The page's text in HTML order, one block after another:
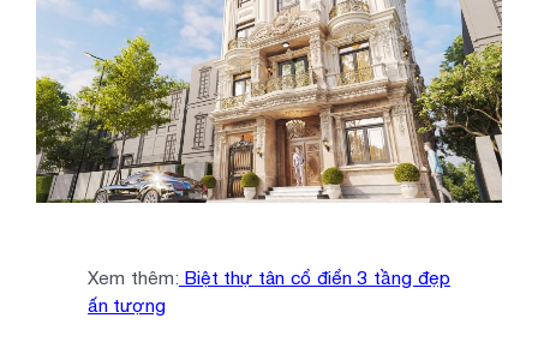
Xem thêm: Biệt thự tân cổ điển 3 tầng đẹp
ấn tượng